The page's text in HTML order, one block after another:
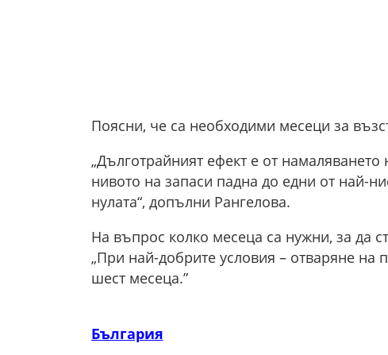
Поясни, че са необходими месеци за
„Дълготрайният ефект е от
нивото на запаси падна до едни от най-
нулата“, допълни Рангелова.
На въпрос колко месеца са нужни, за да
„При най-добрите условия – отваряне
шест месеца.”
България